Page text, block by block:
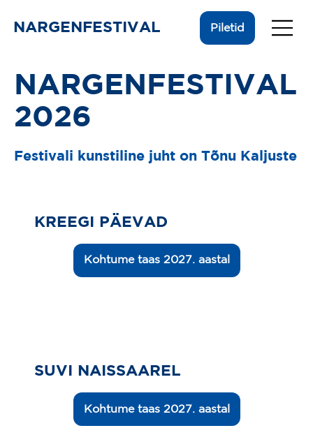
NARGENFESTIVAL Piletid
NARGENFESTIVAL
2026
Festivali kunstiline juht on Tõnu Kaljuste
KREEGI PÄEVAD
Kohtume taas 2027. aastal
SUVI NAISSAAREL
Kohtume taas 2027. aastal